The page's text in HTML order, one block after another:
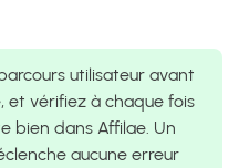
utilisateur avant
et vérifiez à chaque fois
bien dans Affilae. Un
aucune erreur